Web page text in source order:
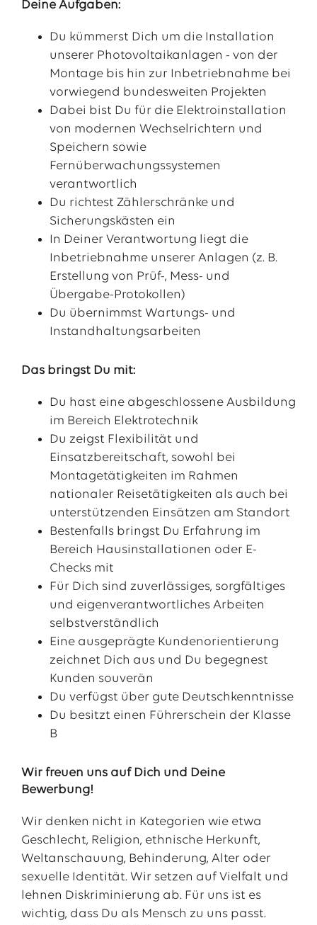
Deine Aufgaben:
Du kümmerst Dich um die Installation
unserer Photovoltaikanlagen - von der
Montage bis hin zur Inbetriebnahme bei
vorwiegend bundesweiten Projekten
Dabei bist Du für die Elektroinstallation
von modernen Wechselrichtern und
Speichern sowie
Fernüberwachungssystemen
verantwortlich
Du richtest Zählerschränke und
Sicherungskästen ein
In Deiner Verantwortung liegt die
Inbetriebnahme unserer Anlagen (z. B.
Erstellung von Prüf-, Mess- und
Übergabe-Protokollen)
Du übernimmst Wartungs- und
Instandhaltungsarbeiten
Das bringst Du mit:
Du hast eine abgeschlossene Ausbildung
im Bereich Elektrotechnik
Du zeigst Flexibilität und
Einsatzbereitschaft, sowohl bei
Montagetätigkeiten im Rahmen
nationaler Reisetätigkeiten als auch bei
unterstützenden Einsätzen am Standort
Bestenfalls bringst Du Erfahrung im
Bereich Hausinstallationen oder E-
Checks mit
Für Dich sind zuverlässiges, sorgfältiges
und eigenverantwortliches Arbeiten
selbstverständlich
Eine ausgeprägte Kundenorientierung
zeichnet Dich aus und Du begegnest
Kunden souverän
Du verfügst über gute Deutschkenntnisse
Du besitzt einen Führerschein der Klasse
B
Wir freuen uns auf Dich und Deine
Bewerbung!
Wir denken nicht in Kategorien wie etwa
Geschlecht, Religion, ethnische Herkunft,
Weltanschauung, Behinderung, Alter oder
sexuelle Identität. Wir setzen auf Vielfalt und
lehnen Diskriminierung ab. Für uns ist es
wichtig, dass Du als Mensch zu uns passt.